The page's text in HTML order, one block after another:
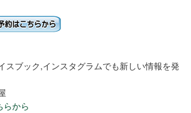
スブック,インスタグラムでも新しい情報を発
らから